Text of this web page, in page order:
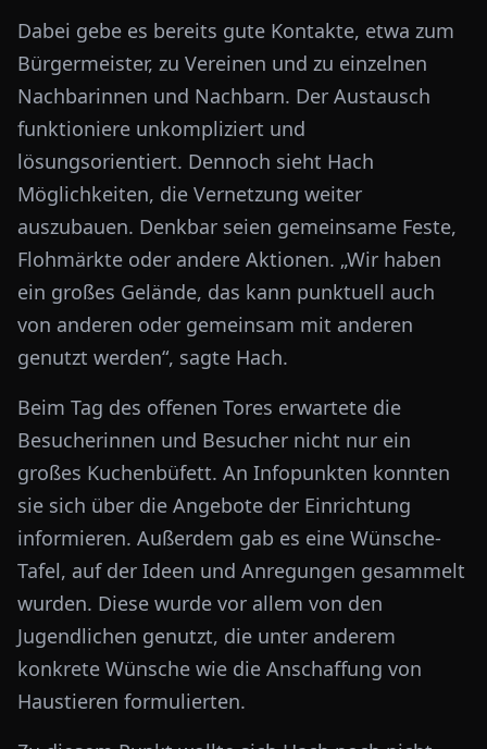
Dabei gebe es bereits gute Kontakte, etwa zum
Bürgermeister, zu Vereinen und zu einzelnen
Nachbarinnen und Nachbarn. Der Austausch
funktioniere unkompliziert und
lösungsorientiert. Dennoch sieht Hach
Möglichkeiten, die Vernetzung weiter
auszubauen. Denkbar seien gemeinsame Feste,
Flohmärkte oder andere Aktionen. „Wir haben
ein großes Gelände, das kann punktuell auch
von anderen oder gemeinsam mit anderen
genutzt werden“, sagte Hach.
Beim Tag des offenen Tores erwartete die
Besucherinnen und Besucher nicht nur ein
großes Kuchenbüfett. An Infopunkten konnten
sie sich über die Angebote der Einrichtung
informieren. Außerdem gab es eine Wünsche-
Tafel, auf der Ideen und Anregungen gesammelt
wurden. Diese wurde vor allem von den
Jugendlichen genutzt, die unter anderem
konkrete Wünsche wie die Anschaffung von
Haustieren formulierten.